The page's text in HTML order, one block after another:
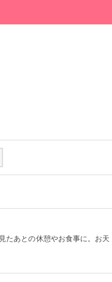
たあとの休憩やお食事に。お天